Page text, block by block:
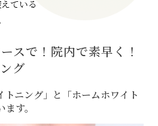
ている
スで！院内で素早く！
グ
トニング」と「ホームホワイト
す。